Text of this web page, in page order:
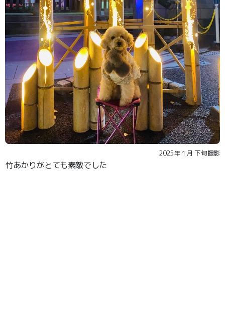
2025年１月 下旬撮影
竹あかりがとても素敵でした